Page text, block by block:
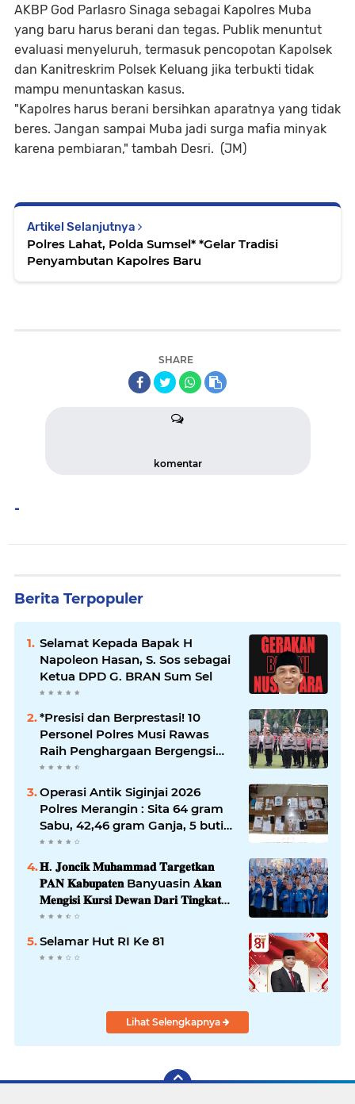
AKBP God Parlasro Sinaga sebagai Kapolres Muba
yang baru harus berani dan tegas. Publik menuntut
evaluasi menyeluruh, termasuk pencopotan Kapolsek
dan Kanitreskrim Polsek Keluang jika terbukti tidak
mampu menuntaskan kasus.
"Kapolres harus berani bersihkan aparatnya yang tidak
beres. Jangan sampai Muba jadi surga mafia minyak
karena pembiaran," tambah Desri. (JM)
Artikel Selanjutnya
Polres Lahat, Polda Sumsel* *Gelar Tradisi
Penyambutan Kapolres Baru
SHARE
komentar
-
Berita Terpopuler
Selamat Kepada Bapak H
Napoleon Hasan, S. Sos sebagai
Ketua DPD G. BRAN Sum Sel
*Presisi dan Berprestasi! 10
Personel Polres Musi Rawas
Raih Penghargaan Bergengsi
dari Kapolda Sumsel*
Operasi Antik Siginjai 2026
Polres Merangin : Sita 64 gram
Sabu, 42,46 gram Ganja, 5 butir
extasi, dan Amankan 21 Orang
𝐇. 𝐉𝐨𝐧𝐜𝐢𝐤 𝐌𝐮𝐡𝐚𝐦𝐦𝐚𝐝 𝐓𝐚𝐫𝐠𝐞𝐭𝐤𝐚𝐧
𝐏𝐀𝐍 𝐊𝐚𝐛𝐮𝐩𝐚𝐭𝐞𝐧 Banyuasin 𝐀𝐤𝐚𝐧
𝐌𝐞𝐧𝐠𝐢𝐬𝐢 𝐊𝐮𝐫𝐬𝐢 𝐃𝐞𝐰𝐚𝐧 𝐃𝐚𝐫𝐢 𝐓𝐢𝐧𝐠𝐤𝐚𝐭
𝐃𝐏𝐑 𝐃𝐚𝐞𝐫𝐚𝐡 𝐇𝐢𝐧𝐠𝐠𝐚 𝐃𝐏𝐑-𝐑𝐈
Selamar Hut RI Ke 81
Lihat Selengkapnya